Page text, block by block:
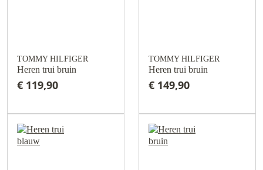
TOMMY HILFIGER
Heren trui bruin
€ 119,90
TOMMY HILFIGER
Heren trui bruin
€ 149,90